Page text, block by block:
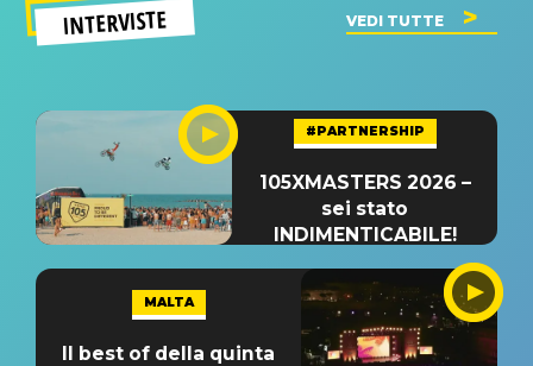
INTERVISTE VEDI TUTTE
#PARTNERSHIP
105XMASTERS 2026 –
sei stato
INDIMENTICABILE!
MALTA
Il best of della quinta